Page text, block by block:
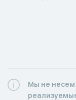
Мы не несем